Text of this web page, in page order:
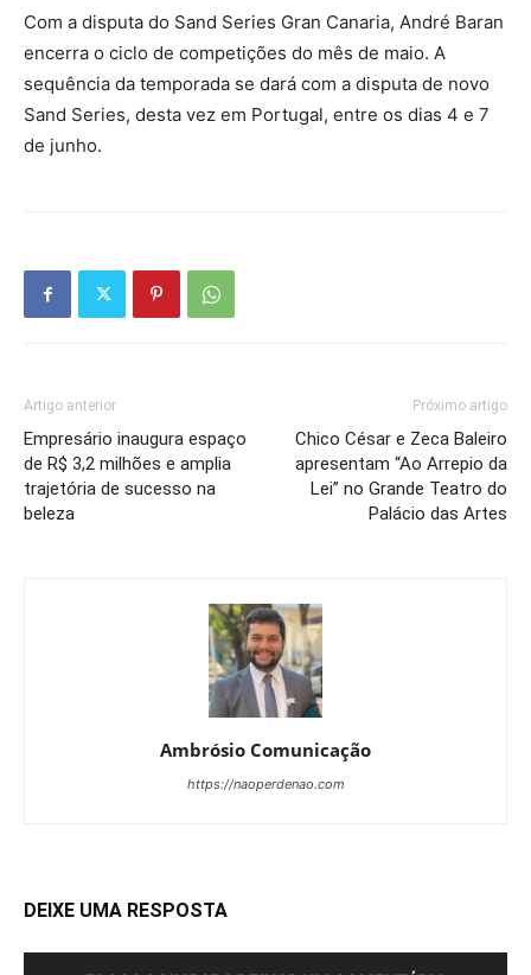
Com a disputa do Sand Series Gran Canaria, André Baran
encerra o ciclo de competições do mês de maio. A
sequência da temporada se dará com a disputa de novo
Sand Series, desta vez em Portugal, entre os dias 4 e 7
de junho.
Artigo anterior
Empresário inaugura espaço
de R$ 3,2 milhões e amplia
trajetória de sucesso na
beleza
Próximo artigo
Chico César e Zeca Baleiro
apresentam “Ao Arrepio da
Lei” no Grande Teatro do
Palácio das Artes
Ambrósio Comunicação
https://naoperdenao.com
DEIXE UMA RESPOSTA